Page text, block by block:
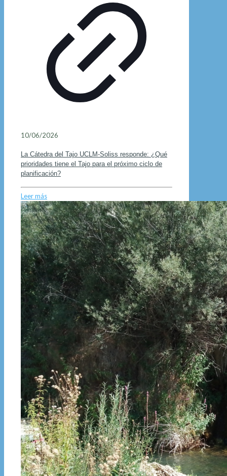
10/06/2026
La Cátedra del Tajo UCLM-Soliss responde: ¿Qué
prioridades tiene el Tajo para el próximo ciclo de
planificación?
Leer más